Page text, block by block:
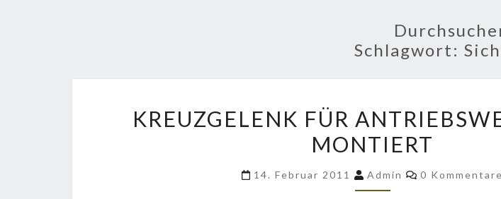
Schlagwort:
FÜR
ANTRIEBSWELLE
MONTIERT
KREUZGELENK FÜR
MONTIERT
14. Februar 2011 Admin Kommentare
0 Kommentare